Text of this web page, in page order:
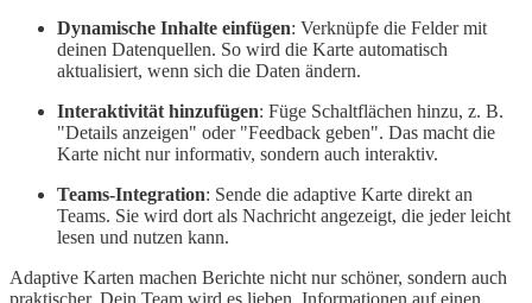
Dynamische Inhalte einfügen: Verknüpfe die Felder mit
deinen Datenquellen. So wird die Karte automatisch
aktualisiert, wenn sich die Daten ändern.
Interaktivität hinzufügen: Füge Schaltflächen hinzu, z. B.
"Details anzeigen" oder "Feedback geben". Das macht die
Karte nicht nur informativ, sondern auch interaktiv.
Teams-Integration: Sende die adaptive Karte direkt an
Teams. Sie wird dort als Nachricht angezeigt, die jeder leicht
lesen und nutzen kann.
Adaptive Karten machen Berichte nicht nur schöner, sondern auch